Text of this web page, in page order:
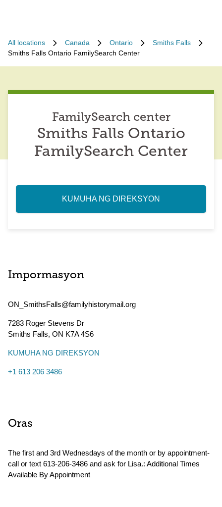
All locations Canada Ontario
Smiths Falls
Smiths Falls Ontario FamilySearch Center
FamilySearch center
Smiths Falls Ontario
FamilySearch Center
KUMUHA NG DIREKSYON
Impormasyon
ON_SmithsFalls@familyhistorymail.org
7283 Roger Stevens Dr
Smiths Falls, ON K7A 4S6
KUMUHA NG DIREKSYON
+1 613 206 3486
Oras
The first and 3rd Wednesdays of the month or by appointment-
call or text 613-206-3486 and ask for Lisa.: Additional Times
Available By Appointment